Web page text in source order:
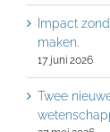
Impact
maken.
17 juni 2026
Twee